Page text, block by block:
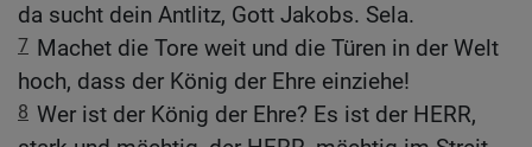
da sucht dein Antlitz, Gott Jakobs. Sela.
7 Machet die Tore weit und die Türen in der Welt
hoch, dass der König der Ehre einziehe!
8 Wer ist der König der Ehre? Es ist der HERR,